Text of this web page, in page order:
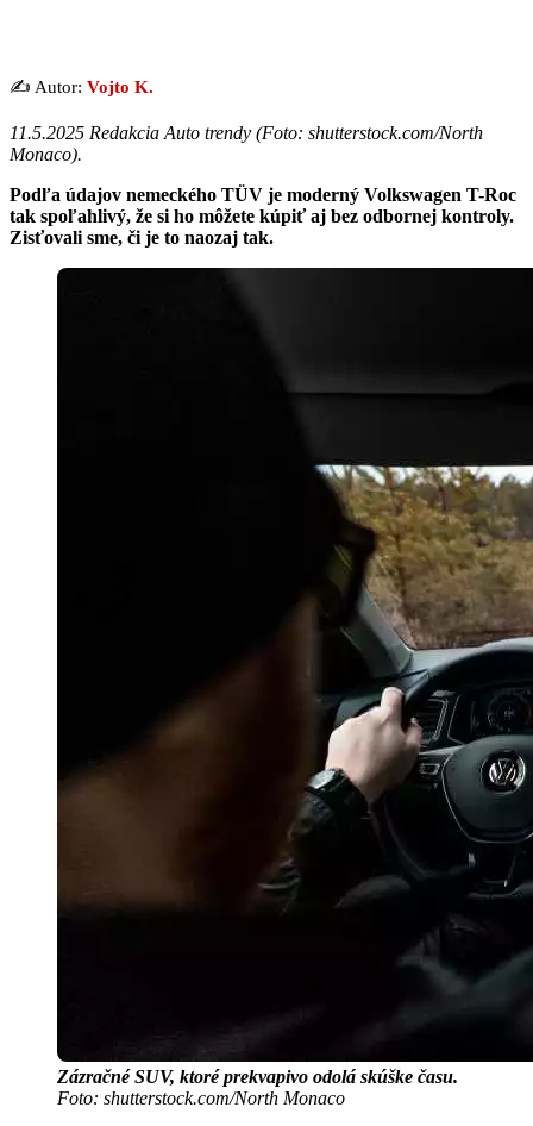
✍️ Autor: Vojto K.
11.5.2025 Redakcia Auto trendy (Foto: shutterstock.com/North
Monaco).
Podľa údajov nemeckého TÜV je moderný Volkswagen T-Roc
tak spoľahlivý, že si ho môžete kúpiť aj bez odbornej kontroly.
Zisťovali sme, či je to naozaj tak.
Zázračné SUV, ktoré prekvapivo odolá skúške času.
Foto: shutterstock.com/North Monaco